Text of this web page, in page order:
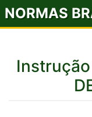
NORMAS